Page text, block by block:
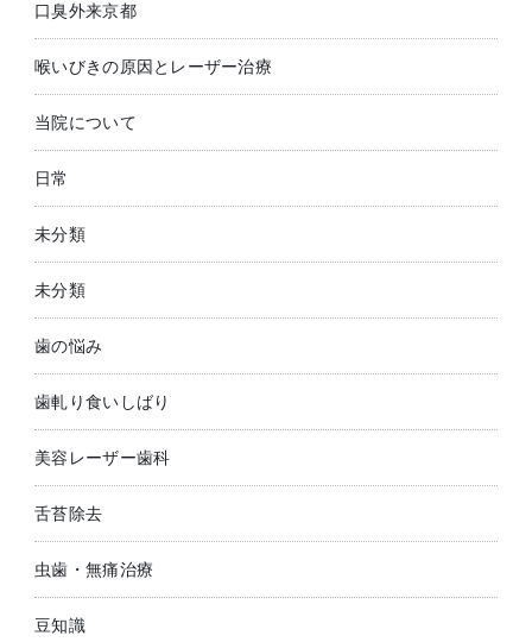
口臭外来京都
喉いびきの原因とレーザー治療
当院について
日常
未分類
未分類
歯の悩み
歯軋り食いしばり
美容レーザー歯科
舌苔除去
虫歯・無痛治療
豆知識